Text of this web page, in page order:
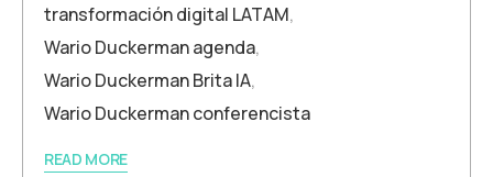
transformación digital LATAM,
Wario Duckerman agenda,
Wario Duckerman Brita IA,
Wario Duckerman conferencista
READ MORE